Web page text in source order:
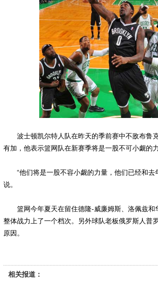
波士顿凯尔特人队在昨天的季前赛中不敌布鲁
有加，他表示篮网队在新赛季将是一股不可小觑的力
“他们将是一股不容小觑的力量，他们已经和去
说。
篮网今年夏天在留住德隆-威廉姆斯、洛佩兹和
整体战力上了一个档次。另外球队老板俄罗斯人普
原因。
相关报道：